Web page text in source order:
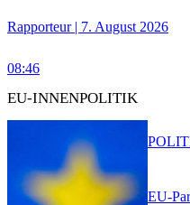
Rapporteur | 7. August 2026
08:46
EU-INNENPOLITIK
EU-